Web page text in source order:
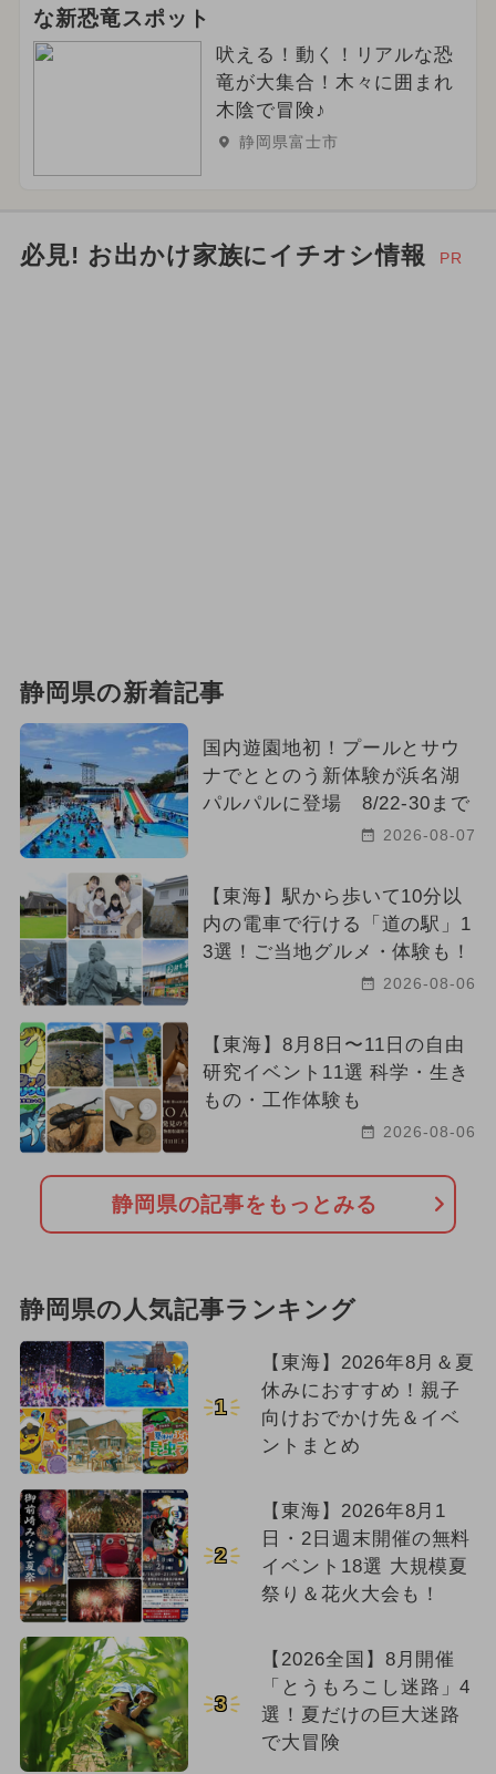
な新恐竜スポット
吠える！動く！リアルな恐
竜が大集合！木々に囲まれ
木陰で冒険♪
静岡県富士市
必見! お出かけ家族にイチオシ情報 PR
静岡県の新着記事
国内遊園地初！プールとサウ
ナでととのう新体験が浜名湖
パルパルに登場 8/22-30まで
2026-08-07
【東海】駅から歩いて10分以
内の電車で行ける「道の駅」1
3選！ご当地グルメ・体験も！
2026-08-06
【東海】8月8日〜11日の自由
研究イベント11選 科学・生き
もの・工作体験も
2026-08-06
静岡県の記事をもっとみる
静岡県の人気記事ランキング
1
【東海】2026年8月＆夏
休みにおすすめ！親子
向けおでかけ先＆イベ
ントまとめ
2
【東海】2026年8月1
日・2日週末開催の無料
イベント18選 大規模夏
祭り＆花火大会も！
3
【2026全国】8月開催
「とうもろこし迷路」4
選！夏だけの巨大迷路
で大冒険